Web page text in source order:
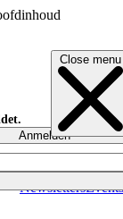
Close menu
NewslettersEvents
Anmelden